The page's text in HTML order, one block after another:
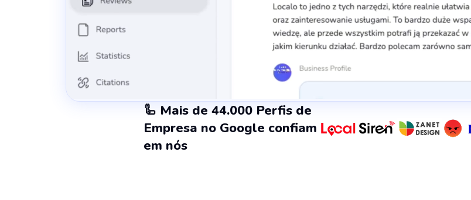
🦾 Mais de 44.000 Perfis de
Empresa no Google confiam
em nós